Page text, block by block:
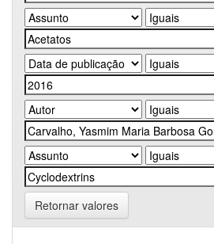
Retornar valores